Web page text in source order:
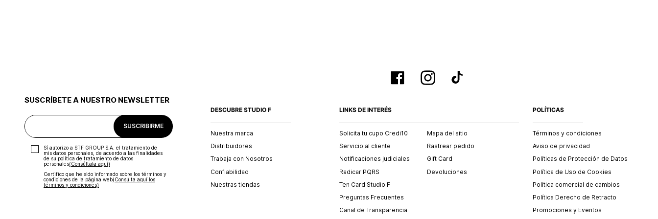
SUSCRÍBETE A NUESTRO NEWSLETTER
SUSCRIBIRME
Sí autorizo a STF GROUP S.A. el tratamiento de
mis datos personales, de acuerdo a las finalidades
de su política de tratamiento de datos
personales‎(Consúltala aquí)
Certifico que he sido informado sobre los términos y
condiciones de la página web‎(Consúlta aquí los
términos y condiciones)
DESCUBRE STUDIO F
Nuestra marca
Distribuidores
Trabaja con Nosotros
Confiabilidad
Nuestras tiendas
LINKS DE INTERÉS
Solicita tu cupo Credi10
Servicio al cliente
Notificaciones judiciales
Radicar PQRS
Ten Card Studio F
Preguntas Frecuentes
Canal de Transparencia
Mapa del sitio
Rastrear pedido
Gift Card
Devoluciones
POLÍTICAS
Términos y condiciones
Aviso de privacidad
Políticas de Protección de Datos
Política de Uso de Cookies
Política comercial de cambios
Política Derecho de Retracto
Promociones y Eventos